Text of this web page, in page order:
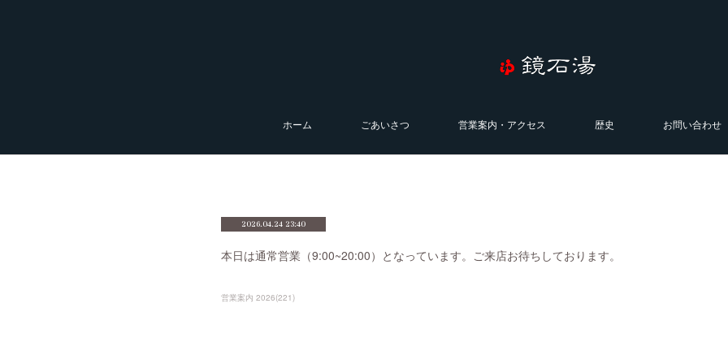
ホーム ごあいさつ 営業案内・アクセス 歴史 お問い合わせ
2026.04.24 23:40
本日は通常営業（9:00~20:00）となっています。ご来店お待ちしております。
営業案内 2026(221)